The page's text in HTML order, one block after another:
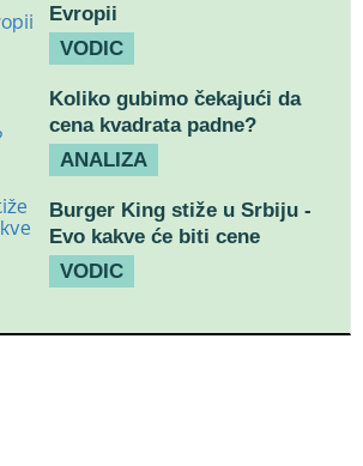
Evropii
VODIC
Koliko gubimo čekajući da
cena kvadrata padne?
ANALIZA
Burger King stiže u Srbiju -
Evo kakve će biti cene
VODIC